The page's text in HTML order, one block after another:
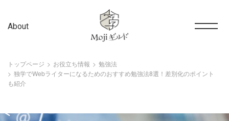
About
トップページ お役立ち情報
勉強法
独学でWebライターになるためのおすすめ勉強法8選！差別化のポイント
も紹介